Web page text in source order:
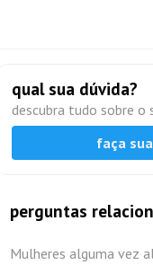
qual sua dúvida?
descubra tudo sobre o
faça
perguntas
Mulheres alguma vez